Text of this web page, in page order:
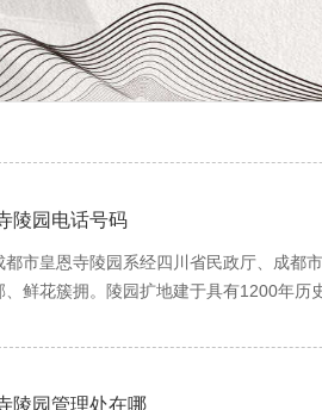
陵园电话号码
皇恩寺陵园系经四川省民政厅、成都市
、鲜花簇拥。陵园扩地建于具有1200年
亭台楼阁、雕梁玉砌，依山而上，浑然一
陵园管理处在哪